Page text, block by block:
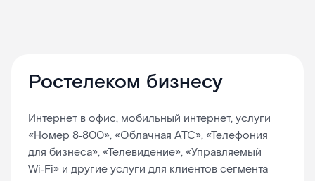
Ростелеком бизнесу
Интернет в офис, мобильный интернет, услуги
«Номер 8‑800», «Облачная АТС», «Телефония
для бизнеса», «Телевидение», «Управляемый
Wi‑Fi» и другие услуги для клиентов сегмента